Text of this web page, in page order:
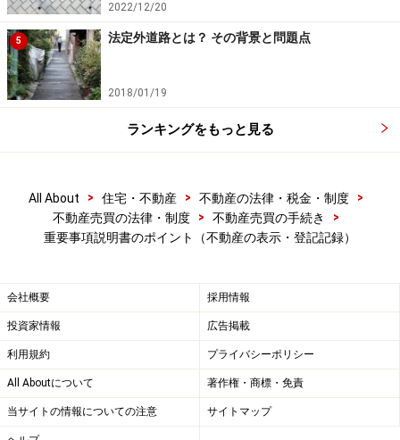
きる土地が異なりますから、しっかり理解できるまで十
分な説明を受けてください。
は必ずしも登記記録に記録された所有者とはかぎりませ
ん。登記記録上の所有者と売主が異なる場合には、売主
の権原（権利の内容や原因）について、それを証明する
第三者の占有
売買契約の締結時点において、売買対象の建物を第三者
が占有しているケースもありますが、それが正当な権原
2022/12/20
5 法定外道路とは？ その背景と問題点
2018/01/19
ランキングをもっと見る
All About > 住宅・不動産 > 不動産の法律・税金・制度
>
不動産売買の法律・制度
> 不動産売買の手続き
>
重要事項説明書のポイント（不動産の表示・登記記録）
会社概要 採用情報
投資家情報 広告掲載
利用規約 プライバシーポリシー
All Aboutについて 著作権・商標・免責
当サイトの情報についての注意 サイトマップ